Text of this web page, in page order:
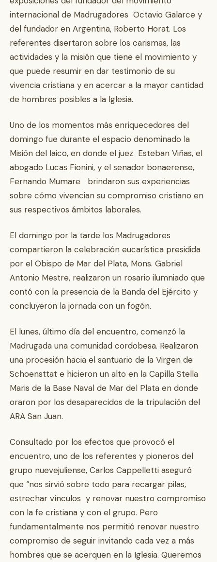
internacional de Madrugadores Octavio Galarce y
del fundador en Argentina, Roberto Horat. Los
referentes disertaron sobre los carismas, las
actividades y la misión que tiene el movimiento y
que puede resumir en dar testimonio de su
vivencia cristiana y en acercar a la mayor cantidad
de hombres posibles a la Iglesia.
Uno de los momentos más enriquecedores del
domingo fue durante el espacio denominado la
Misión del laico, en donde el juez Esteban Viñas, el
abogado Lucas Fionini, y el senador bonaerense,
Fernando Mumare brindaron sus experiencias
sobre cómo vivencian su compromiso cristiano en
sus respectivos ámbitos laborales.
El domingo por la tarde los Madrugadores
compartieron la celebración eucarística presidida
por el Obispo de Mar del Plata, Mons. Gabriel
Antonio Mestre, realizaron un rosario ilumniado que
contó con la presencia de la Banda del Ejército y
concluyeron la jornada con un fogón.
El lunes, último día del encuentro, comenzó la
Madrugada una comunidad cordobesa. Realizaron
una procesión hacia el santuario de la Virgen de
Schoensttat e hicieron un alto en la Capilla Stella
Maris de la Base Naval de Mar del Plata en donde
oraron por los desaparecidos de la tripulación del
ARA San Juan.
Consultado por los efectos que provocó el
encuentro, uno de los referentes y pioneros del
grupo nuevejuliense, Carlos Cappelletti aseguró
que “nos sirvió sobre todo para recargar pilas,
estrechar vínculos y renovar nuestro compromiso
con la fe cristiana y con el grupo. Pero
fundamentalmente nos permitió renovar nuestro
compromiso de seguir invitando cada vez a más
hombres que se acerquen en la Iglesia. Queremos